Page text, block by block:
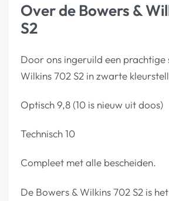
Over de Bowers &
S2
Door ons ingeruild een prachtige
Wilkins 702 S2 in zwarte
Optisch 9,8 (10 is nieuw uit doos)
Technisch 10
Compleet met alle bescheiden.
De Bowers & Wilkins 702 S2 is